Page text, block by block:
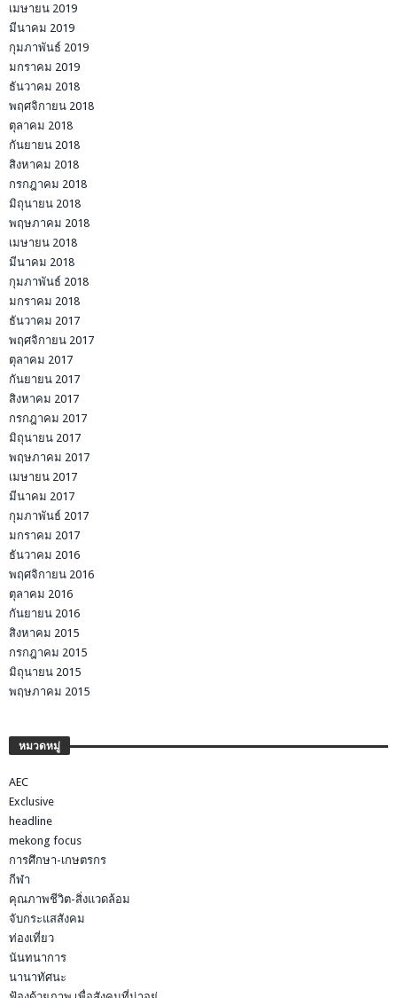
เมษายน 2019
มีนาคม 2019
กุมภาพันธ์ 2019
มกราคม 2019
ธันวาคม 2018
พฤศจิกายน 2018
ตุลาคม 2018
กันยายน 2018
สิงหาคม 2018
กรกฎาคม 2018
มิถุนายน 2018
พฤษภาคม 2018
เมษายน 2018
มีนาคม 2018
กุมภาพันธ์ 2018
มกราคม 2018
ธันวาคม 2017
พฤศจิกายน 2017
ตุลาคม 2017
กันยายน 2017
สิงหาคม 2017
กรกฎาคม 2017
มิถุนายน 2017
พฤษภาคม 2017
เมษายน 2017
มีนาคม 2017
กุมภาพันธ์ 2017
มกราคม 2017
ธันวาคม 2016
พฤศจิกายน 2016
ตุลาคม 2016
กันยายน 2016
สิงหาคม 2015
กรกฎาคม 2015
มิถุนายน 2015
พฤษภาคม 2015
หมวดหมู่
AEC
Exclusive
headline
mekong focus
การศึกษา-เกษตรกร
กีฬา
คุณภาพชีวิต-สิ่งแวดล้อม
จับกระแสสังคม
ท่องเที่ยว
นันทนาการ
นานาทัศนะ